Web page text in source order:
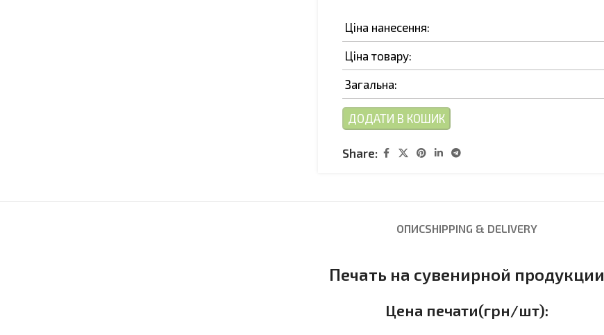
Ціна нанесення:
Ціна товару:
Загальна:
ДОДАТИ В КОШИК
Share:
ОПИСSHIPPING & DELIVERY
Печать на сувенирной продукции
Цена печати(грн/шт):